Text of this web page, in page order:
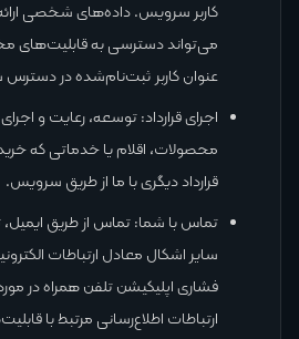
کاربر سرویس. داده‌های شخصی
می‌تواند دسترسی به قابلیت‌های
عنوان کاربر ثبت‌نام‌شده در
اجرای قرارداد: توسعه، رعایت و اجرای
محصولات، اقلام یا خدماتی که
قرارداد دیگری با ما از طریق سرویس.
تماس با شما: تماس از طریق
سایر اشکال معادل ارتباطات
فشاری اپلیکیشن تلفن همراه در
ارتباطات اطلاع‌رسانی مرتبط با